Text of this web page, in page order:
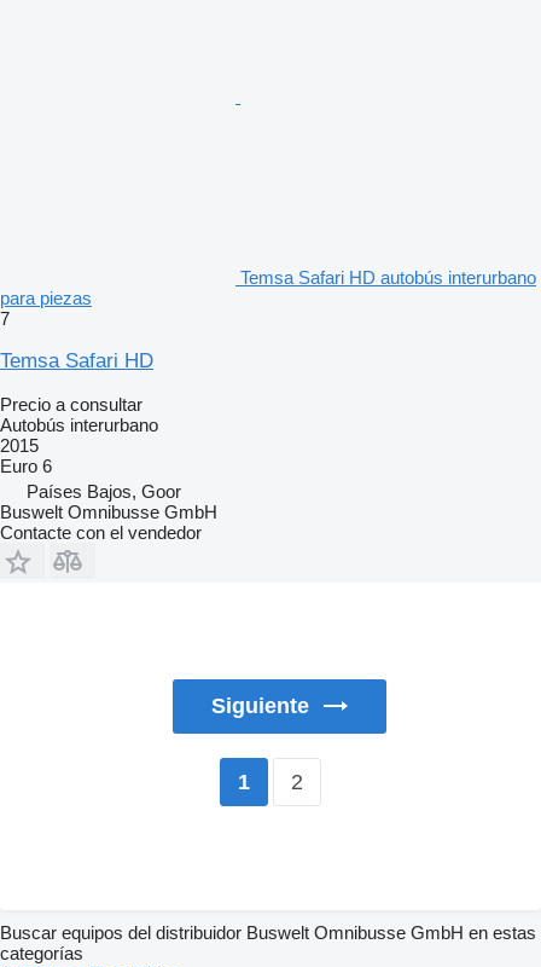
Temsa Safari HD autobús interurbano
para piezas
7
Temsa Safari HD
Precio a consultar
Autobús interurbano
2015
Euro 6
Países Bajos, Goor
Buswelt Omnibusse GmbH
Contacte con el vendedor
Siguiente
1 2
Buscar equipos del distribuidor Buswelt Omnibusse GmbH en estas
categorías